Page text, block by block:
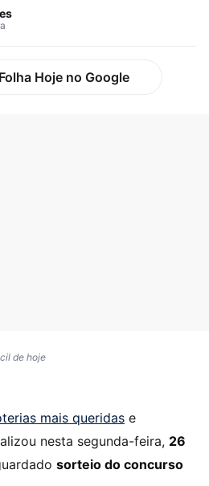
Hoje no Google
de hoje
mais queridas e
nesta segunda-feira, 26
sorteio do concurso